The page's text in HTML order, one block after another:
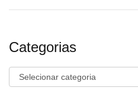
Categorias
Categorias